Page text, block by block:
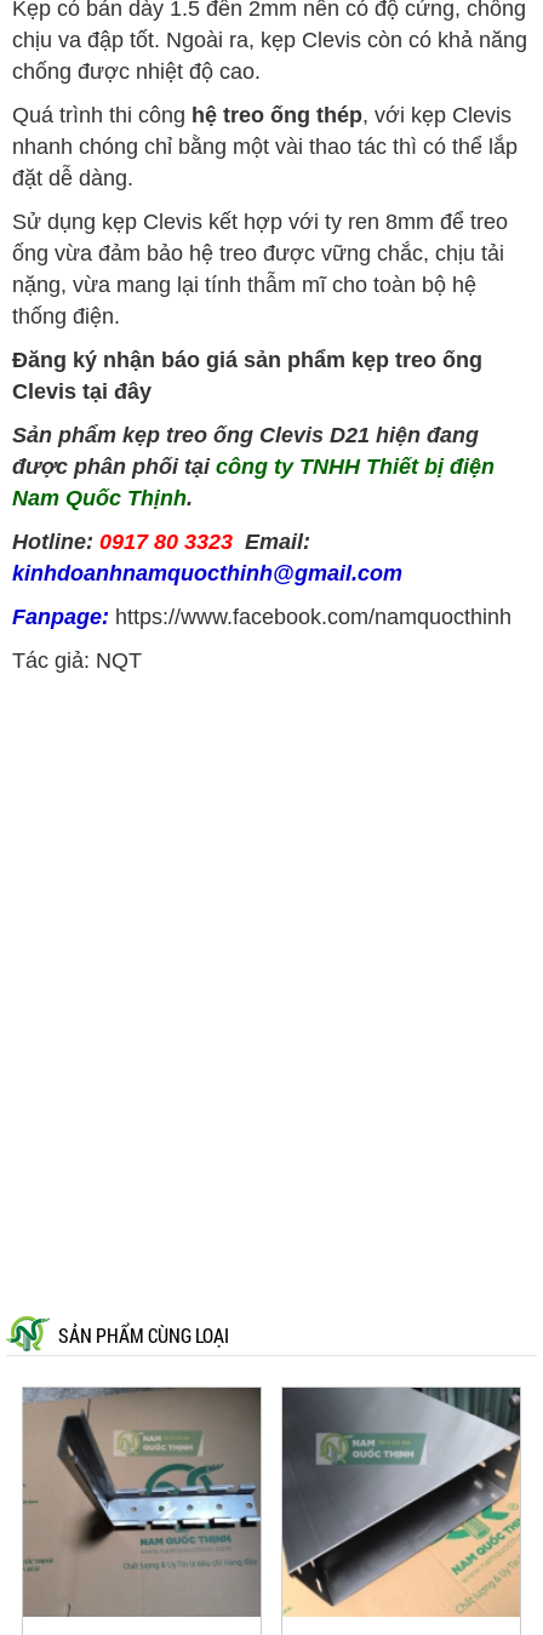
Kẹp có bản dày 1.5 đến 2mm nên có độ cứng, chống
chịu va đập tốt. Ngoài ra, kẹp Clevis còn có khả năng
chống được nhiệt độ cao.
Quá trình thi công hệ treo ống thép, với kẹp Clevis
nhanh chóng chỉ bằng một vài thao tác thì có thể lắp
đặt dễ dàng.
Sử dụng kẹp Clevis kết hợp với ty ren 8mm để treo
ống vừa đảm bảo hệ treo được vững chắc, chịu tải
nặng, vừa mang lại tính thẫm mĩ cho toàn bộ hệ
thống điện.
Đăng ký nhận báo giá sản phẩm kẹp treo ống
Clevis tại đây
Sản phẩm kẹp treo ống Clevis D21 hiện đang
được phân phối tại công ty TNHH Thiết bị điện
Nam Quốc Thịnh.
Hotline: 0917 80 3323 Email:
kinhdoanhnamquocthinh@gmail.com
Fanpage: https://www.facebook.com/namquocthinh
Tác giả: NQT
SẢN PHẨM CÙNG LOẠI